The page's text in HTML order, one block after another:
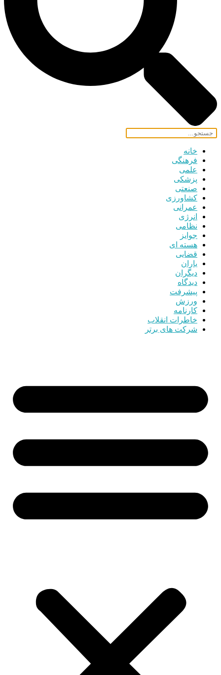
خانه
فرهنگی
علمی
پزشکی
صنعتی
کشاورزی
عمرانی
انرژی
نظامی
جوایز
هسته ای
قضایی
یاران
دیگران
دیدگاه
پیشرفت
ورزش
کارنامه
خاطرات انقلاب
شرکت های برتر